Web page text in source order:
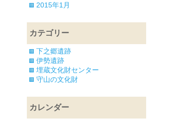
2015年1月
カテゴリー
下之郷遺跡
伊勢遺跡
埋蔵文化財センター
守山の文化財
カレンダー